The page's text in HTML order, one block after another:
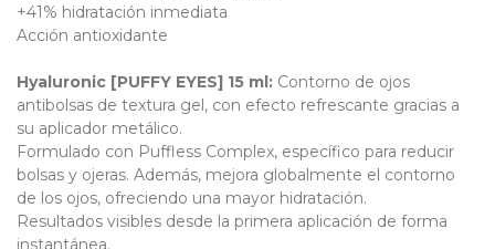
+41% hidratación inmediata
Acción antioxidante
Hyaluronic [PUFFY EYES] 15 ml: Contorno de ojos
antibolsas de textura gel, con efecto refrescante gracias a
su aplicador metálico.
Formulado con Puffless Complex, específico para reducir
bolsas y ojeras. Además, mejora globalmente el contorno
de los ojos, ofreciendo una mayor hidratación.
Resultados visibles desde la primera aplicación de forma
instantánea.